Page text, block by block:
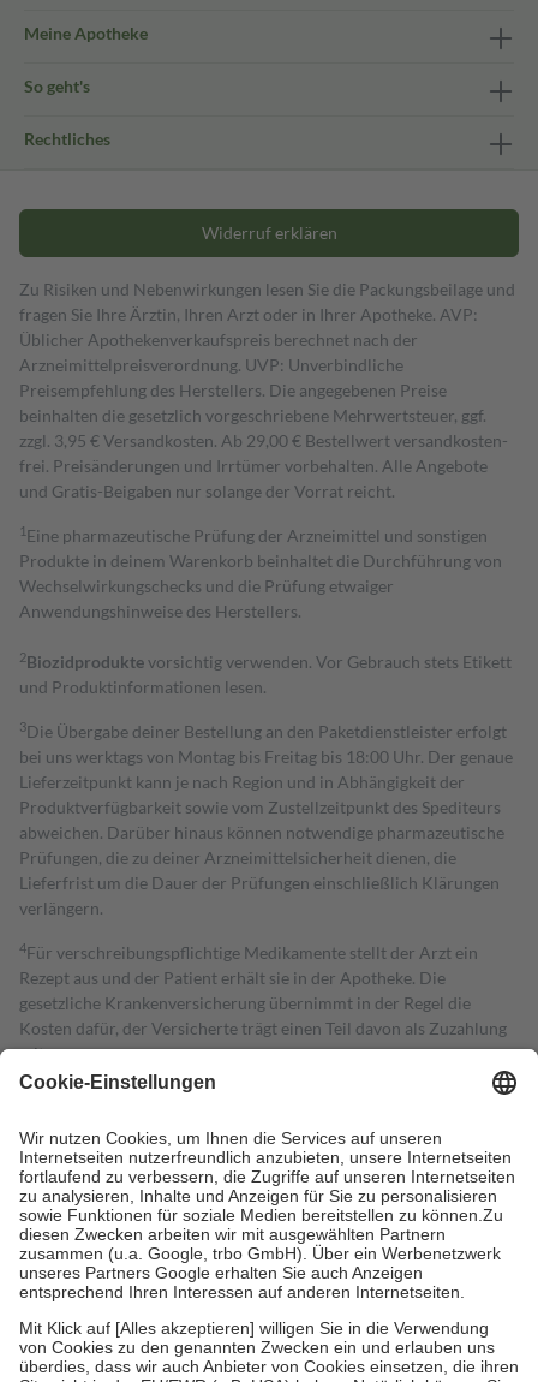
Meine Apotheke
So geht's
Rechtliches
Widerruf erklären
Zu Risiken und Nebenwirkungen lesen Sie die Packungsbeilage und
fragen Sie Ihre Ärztin, Ihren Arzt oder in Ihrer Apotheke. AVP:
Üblicher Apothekenverkaufspreis berechnet nach der
Arzneimittelpreisverordnung. UVP: Unverbindliche
Preisempfehlung des Herstellers. Die angegebenen Preise
beinhalten die gesetzlich vorgeschriebene Mehrwertsteuer, ggf.
zzgl. 3,95 € Versandkosten. Ab 29,00 € Bestell­wert versand­kosten­
frei. Preisänderungen und Irrtümer vorbehalten. Alle Angebote
und Gratis-Beigaben nur solange der Vorrat reicht.
1 Eine pharmazeutische Prüfung der Arzneimittel und sonstigen
Produkte in deinem Warenkorb beinhaltet die Durchführung von
Wechselwirkungschecks und die Prüfung etwaiger
Anwendungshinweise des Herstellers.
2Biozidproduktevorsichtig verwenden. Vor Gebrauch stets Etikett
und Produktinformationen lesen.
3Die Übergabe deiner Bestellung an den Paketdienstleister erfolgt
bei uns werktags von Montag bis Freitag bis 18:00 Uhr. Der genaue
Lieferzeitpunkt kann je nach Region und in Abhängigkeit der
Produktverfügbarkeit sowie vom Zustellzeitpunkt des Spediteurs
abweichen. Darüber hinaus können notwendige pharmazeutische
Prüfungen, die zu deiner Arzneimittelsicherheit dienen, die
Lieferfrist um die Dauer der Prüfungen einschließlich Klärungen
verlängern.
4Für verschreibungspflichtige Medikamente stellt der Arzt ein
Rezept aus und der Patient erhält sie in der Apotheke. Die
gesetzliche Krankenversicherung übernimmt in der Regel die
Kosten dafür, der Versicherte trägt einen Teil davon als Zuzahlung
mit.
Grundsätzlich leisten Mitglieder Zuzahlungen in Höhe von zehn
höchstens zehn Euro.
Es sind jedoch nie mehr als die tatsächlichen
Kosten der Leistung zu entrichten.
Diese Regeln gelten grundsätzlich auch für Online-Apotheken.
Bei Heilmitteln und häuslicher Krankenpflege beträgt die
Zuzahlung zehn Prozent der Kosten sowie zehn Euro je
Verordnung.
Um das Engagement der Versicherten für ihre eigene Gesundheit zu
stärken und die besondere Stellung der Familie zu unterstützen,
fallenkeine Zuzahlungenan bei:
• Kindern und Jugendlichen bis zum vollendeten 18. Lebensjahr